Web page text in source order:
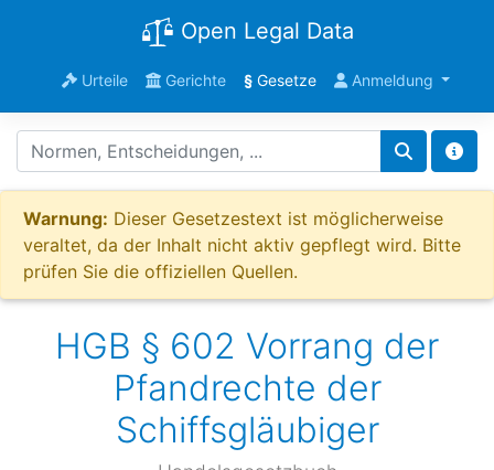
Open Legal Data
Urteile Gerichte §Gesetze Anmeldung
Warnung: Dieser Gesetzestext ist möglicherweise
veraltet, da der Inhalt nicht aktiv gepflegt wird. Bitte
prüfen Sie die offiziellen Quellen.
HGB § 602 Vorrang der
Pfandrechte der
Schiffsgläubiger